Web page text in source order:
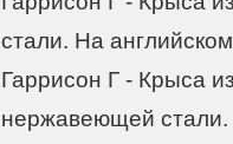
стали. На
Гаррисон Г - Крыса
нержавеющей стали.